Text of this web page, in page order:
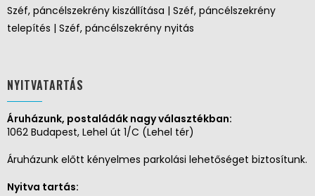
Széf, páncélszekrény kiszállítása | Széf, páncélszekrény
telepítés | Széf, páncélszekrény nyitás
NYITVATARTÁS
Áruházunk, postaládák nagy választékban:
1062 Budapest, Lehel út 1/C (Lehel tér)
Áruházunk előtt kényelmes parkolási lehetőséget biztosítunk.
Nyitva tartás: